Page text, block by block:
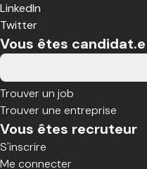
LinkedIn
Twitter
Vous êtes candidat.e
Trouver un job
Trouver une entreprise
Vous êtes recruteur
S'inscrire
Me connecter